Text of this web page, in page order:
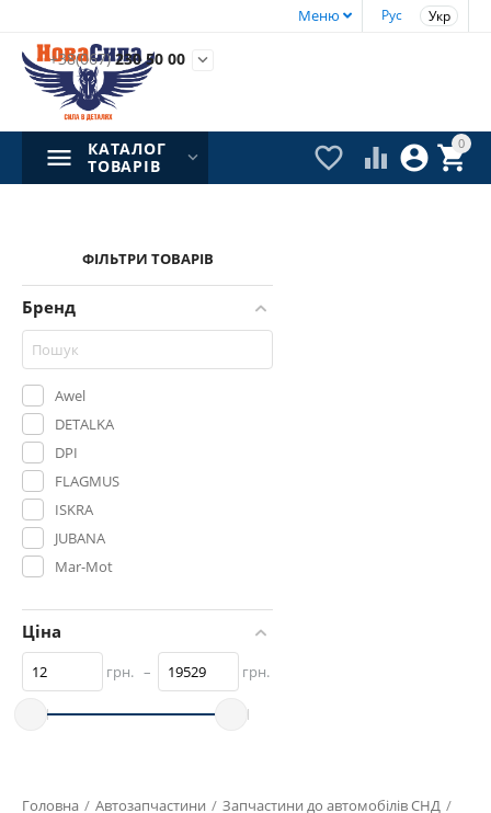
Рус Укр
Меню
+38(067)230 50 00 
0


 
КАТАЛОГ
ТОВАРІВ
ФІЛЬТРИ ТОВАРІВ
Бренд
Awel
DETALKA
DPI
FLAGMUS
ISKRA
JUBANA
Mar-Mot
Rubena
Ціна
грн. – грн.
Головна / Автозапчастини / Запчастини до автомобілів СНД /